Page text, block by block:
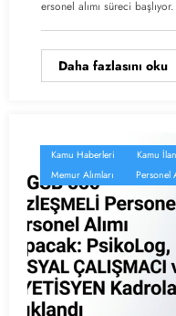
ersonel alımı süreci
Daha fazlasını oku
Kamu Haberleri Kamu
Memur Alımları
Personel